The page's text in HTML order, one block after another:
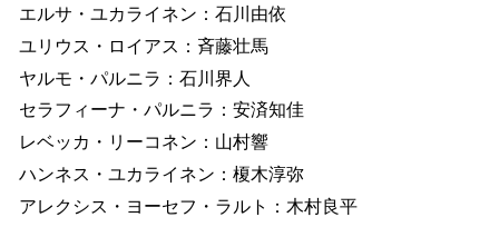
エルサ・ユカライネン：石川由依
ユリウス・ロイアス：斉藤壮馬
ヤルモ・パルニラ：石川界人
セラフィーナ・パルニラ：安済知佳
レベッカ・リーコネン：山村響
ハンネス・ユカライネン：榎木淳弥
アレクシス・ヨーセフ・ラルト：木村良平